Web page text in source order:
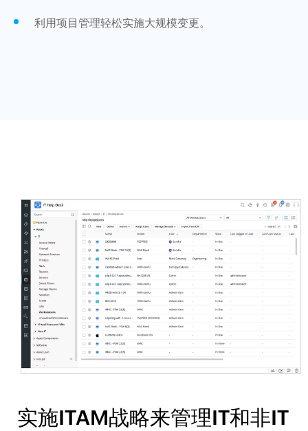
利用项目管理轻松实施大规模变更。
实施ITAM战略来管理IT和非IT